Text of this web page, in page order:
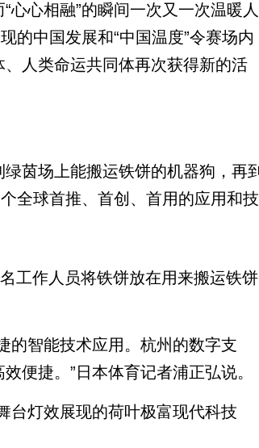
心相融”的瞬间一次又一次温暖人
的中国发展和“中国温度”令赛场内
人类命运共同体再次获得新的活
茵场上能搬运铁饼的机器狗，再
全球首推、首创、首用的应用和技
作人员将铁饼放在用来搬运铁饼
智能技术应用。杭州的数字支
便捷。”日本体育记者浦正弘说。
灯效展现的荷叶极富现代科技